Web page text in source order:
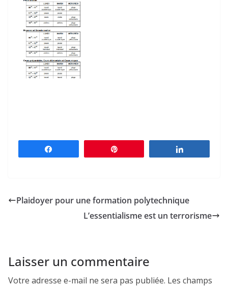
Plaidoyer pour une formation polytechnique
L’essentialisme est un terrorisme
Laisser un commentaire
Votre adresse e-mail ne sera pas publiée. Les champs